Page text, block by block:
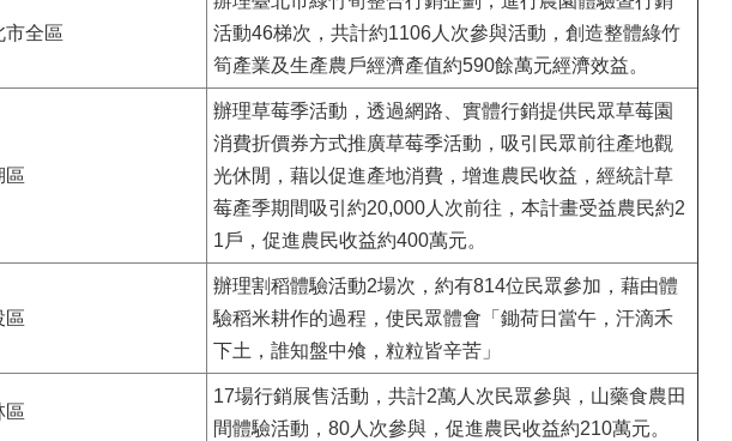
市全區
活動46梯次，共計約1106人次參與活動，創造整體綠竹
筍產業及生產農戶經濟產值約590餘萬元經濟效益。
區
辦理草莓季活動，透過網路、實體行銷提供民眾草莓園
消費折價券方式推廣草莓季活動，吸引民眾前往產地觀
光休閒，藉以促進產地消費，增進農民收益，經統計草
莓產季期間吸引約20,000人次前往，本計畫受益農民約2
1戶，促進農民收益約400萬元。
區
辦理割稻體驗活動2場次，約有814位民眾參加，藉由體
驗稻米耕作的過程，使民眾體會「鋤荷日當午，汗滴禾
下土，誰知盤中飧，粒粒皆辛苦」
區
17場行銷展售活動，共計2萬人次民眾參與，山藥食農田
間體驗活動，80人次參與，促進農民收益約210萬元。